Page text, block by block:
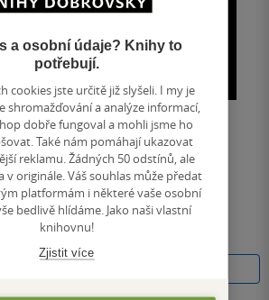
Krutý král
Rina Kent
4.7
5
hvězdiček
měkká vazba
399 Kč
a osobní údaje? Knihy to
potřebují.
cookies jste určitě již slyšeli. I my je
shromažďování a analýze informací,
dobře fungoval a mohli jsme ho
Také nám pomáhají ukazovat
reklamu. Žádných 50 odstínů, ale
v originále. Váš souhlas může předat
platformám i některé vaše osobní
bedlivě hlídáme. Jako naši vlastní
knihovnu!
Zjistit více